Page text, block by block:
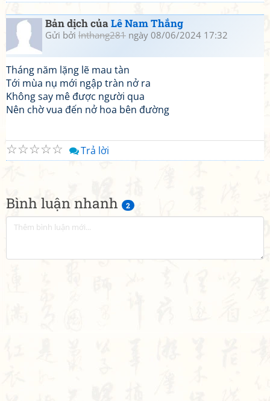
Bình luận nhanh 2
Bản dịch củaLê Nam Thắng
Gửi bởi lnthang281 ngày 08/06/2024 17:32
Tháng năm lặng lẽ mau tàn
Tới mùa nụ mới ngập tràn nở ra
Không say mê được người qua
Nên chờ vua đến nở hoa bên đường
☆
☆
☆
☆
☆ Trả lời